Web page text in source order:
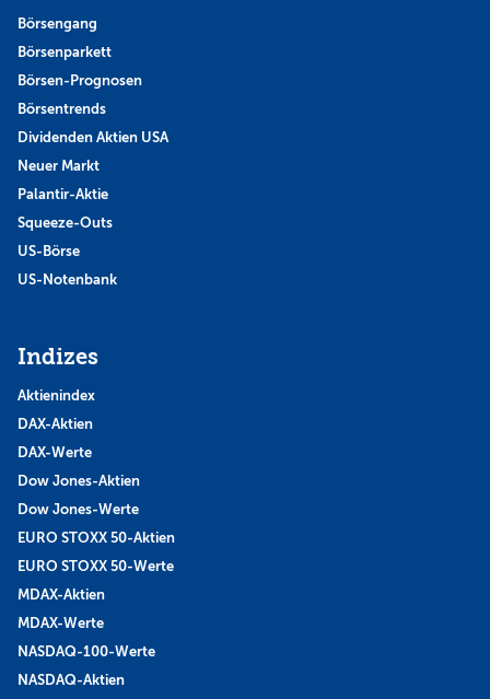
Börsengang
Börsenparkett
Börsen-Prognosen
Börsentrends
Dividenden Aktien USA
Neuer Markt
Palantir-Aktie
Squeeze-Outs
US-Börse
US-Notenbank
Indizes
Aktienindex
DAX-Aktien
DAX-Werte
Dow Jones-Aktien
Dow Jones-Werte
EURO STOXX 50-Aktien
EURO STOXX 50-Werte
MDAX-Aktien
MDAX-Werte
NASDAQ-100-Werte
NASDAQ-Aktien